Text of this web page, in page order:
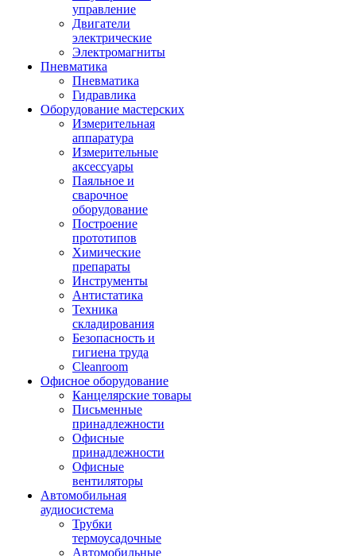
управление
Двигатели
электрические
Электромагниты
Пневматика
Пневматика
Гидравлика
Оборудование мастерских
Измерительная
аппаратура
Измерительные
аксессуары
Паяльное и
сварочное
оборудование
Построение
прототипов
Химические
препараты
Инструменты
Aнтистатика
Техника
складирования
Безопасность и
гигиена труда
Cleanroom
Офисное оборудование
Канцелярские товары
Письменные
принадлежности
Офисные
принадлежности
Офисные
вентиляторы
Автомобильная
аудиосистема
Трубки
термоусадочные
Автомобильные